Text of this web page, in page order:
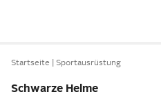
Startseite Sportausrüstung
Schwarze Helme